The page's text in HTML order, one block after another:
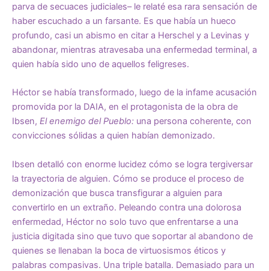
parva de secuaces judiciales– le relaté esa rara sensación de
haber escuchado a un farsante. Es que había un hueco
profundo, casi un abismo en citar a Herschel y a Levinas y
abandonar, mientras atravesaba una enfermedad terminal, a
quien había sido uno de aquellos feligreses.
Héctor se había transformado, luego de la infame acusación
promovida por la DAIA, en el protagonista de la obra de
Ibsen, El enemigo del Pueblo: una persona coherente, con
convicciones sólidas a quien habían demonizado.
Ibsen detalló con enorme lucidez cómo se logra tergiversar
la trayectoria de alguien. Cómo se produce el proceso de
demonización que busca transfigurar a alguien para
convertirlo en un extraño. Peleando contra una dolorosa
enfermedad, Héctor no solo tuvo que enfrentarse a una
justicia digitada sino que tuvo que soportar al abandono de
quienes se llenaban la boca de virtuosismos éticos y
palabras compasivas. Una triple batalla. Demasiado para un